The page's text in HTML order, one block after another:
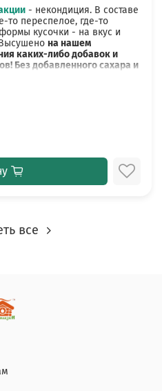
в пакете могут быть
такое происходит.
но придется отрывать
ознакомиться с ними в
- некондиция. В составе
то переспелое, где-то
кусочки - на вкус и
на нашем
каких-либо добавок и
Без добавленного сахара и
минералов и
вкус настоящего
хранить в плотно
её открытой, может быстро
12 месяцев.
все